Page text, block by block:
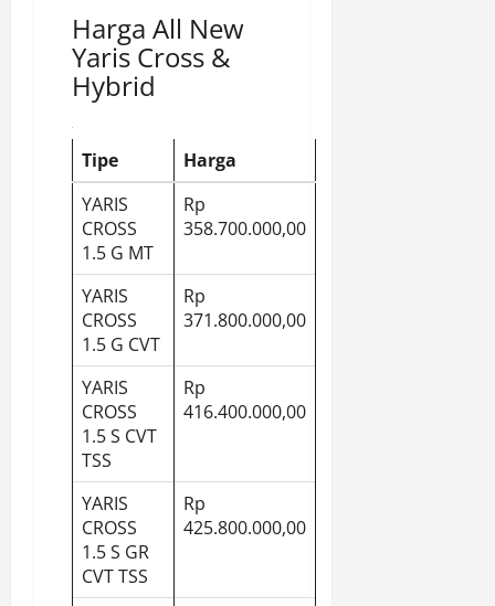
Harga All New
Yaris Cross &
Hybrid
Tipe
Harga
YARIS
CROSS
1.5 G MT
Rp
358.700.000,00
YARIS
CROSS
1.5 G CVT
Rp
371.800.000,00
YARIS
CROSS
1.5 S CVT
TSS
Rp
416.400.000,00
YARIS
CROSS
1.5 S GR
CVT TSS
Rp
425.800.000,00